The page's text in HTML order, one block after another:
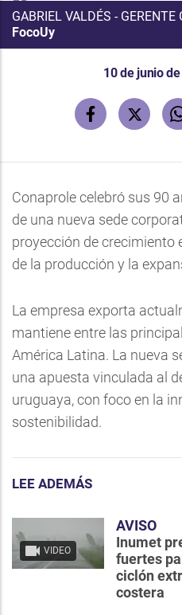
GABRIEL VALDÉS -
FocoUy
10 de junio
Conaprole celebró sus 90
de una nueva sede
proyección de crecimiento
de la producción y la
La empresa exporta
mantiene entre las
América Latina. La nueva
una apuesta vinculada al
uruguaya, con foco en la
sostenibilidad.
LEE ADEMÁS
VIDEO
AVISO
Inumet
fuertes
ciclón
costera